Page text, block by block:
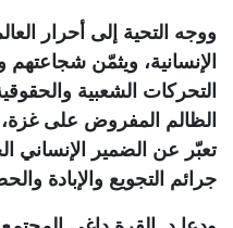
ووجه التحية إلى أحرار
الإنسانية، ويثمّن
التحركات الشعبية
الظالم المفروض على
تعبّر عن الضمير
جرائم التجويع والإبادة